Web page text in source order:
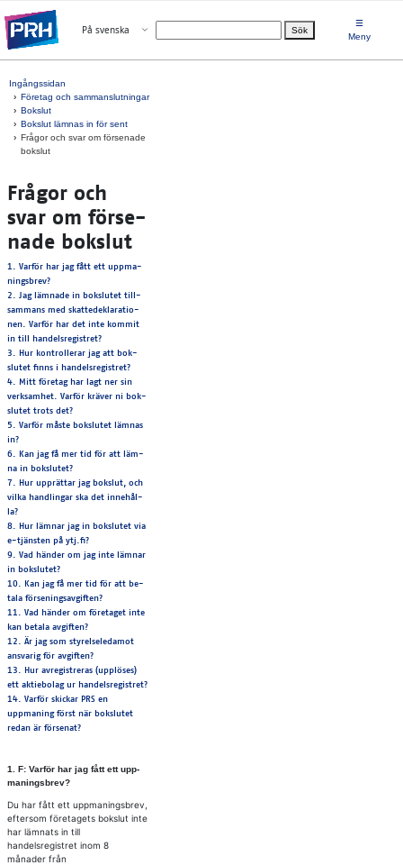
Välj språk
På svenska Öppna menyn Sök
☰
Meny
Ingångssidan
Företag och sammanslutningar
Bokslut
Bokslut lämnas in för sent
Frågor och svar om försenade
bokslut
Frå­gor och
svar om för­se­
na­de bok­slut
1. Var­för har jag fått ett upp­ma­
nings­brev?
2. Jag läm­na­de in bok­slu­tet till­
sam­mans med skat­te­de­kla­ra­tio­
nen. Var­för har det inte kom­mit
in till han­dels­re­gist­ret?
3. Hur kon­trol­le­rar jag att bok­
slu­tet finns i han­dels­re­gist­ret?
4. Mitt fö­re­tag har lagt ner sin
verk­sam­het. Var­för krä­ver ni bok­
slu­tet trots det?
5. Var­för mås­te bok­slu­tet läm­nas
in?
6. Kan jag få mer tid för att läm­
na in bok­slu­tet?
7. Hur upp­rät­tar jag bok­slut, och
vil­ka hand­ling­ar ska det in­ne­hål­
la?
8. Hur läm­nar jag in bok­slu­tet via
e-tjäns­ten på ytj.fi?
9. Vad hän­der om jag inte läm­nar
in bok­slu­tet?
10. Kan jag få mer tid för att be­
ta­la för­se­nings­av­gif­ten?
11. Vad hän­der om fö­re­ta­get inte
kan be­ta­la av­gif­ten?
12. Är jag som sty­rel­se­le­da­mot
an­sva­rig för av­gif­ten?
13. Hur av­re­gi­stre­ras (upp­lö­ses)
ett ak­tie­bo­lag ur han­dels­re­gist­ret?
14. Varför skickar PRS en
uppmaning först när bokslutet
redan är försenat?
1. F: Var­för har jag fått ett upp­
ma­nings­brev?
Du har fått ett uppmaningsbrev,
eftersom företagets bokslut inte
har lämnats in till
handelsregistret inom 8
månader från